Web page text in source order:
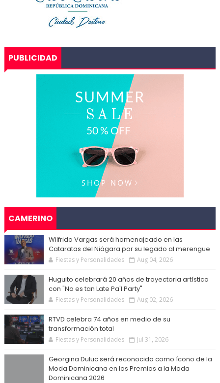
PUBLICIDAD
CAMERINO
Wilfrido Vargas será homenajeado en las
Cataratas del Niágara por su legado al merengue
Fiestas y Personalidades Aug 04, 2026
Huguito celebrará 20 años de trayectoria artística
con "No es tan Late Pa'l Party"
Fiestas y Personalidades Aug 02, 2026
RTVD celebra 74 años en medio de su
transformación total
Fiestas y Personalidades Jul 31, 2026
Georgina Duluc será reconocida como ícono de la
Moda Dominicana en los Premios a la Moda
Dominicana 2026